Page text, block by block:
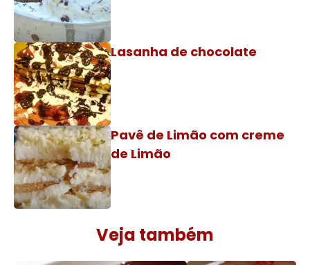
Lasanha de chocolate
Pavê de Limão com creme
de Limão
Veja também